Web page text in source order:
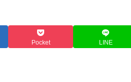
Pocket LINE